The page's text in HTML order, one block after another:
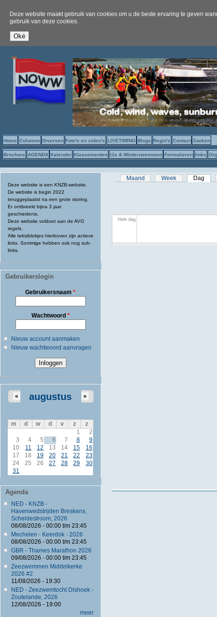
Deze website maakt gebruik van cookies om u de beste ervaring te geven
gebruik van deze cookies.
Home Columns Diversen Foto's en video's LIVETIMING Blogs Regio's Contact Zoeken
Brochure AGENDA Kalender Klassementen IJs & Winterzwemmen Formulieren links
Deze website is een KNZB-website.
De website is begin 2022
teruggeplaatst na een grote storing.
Er ontbreekt bijna 3 jaar
geschiedenis.
Deze website voldoet aan de AVG
regels.
Alle tekstblokjes hierboven zijn actieve
links. Sommige hebben ook nog sub-
links.
Gebruikerslogin
Gebruikersnaam*
Wachtwoord *
Nieuw account aanmaken
Nieuw wachtwoord aanvragen
augustus
« »
m d w d v z
z
1
2
3
4 5 6 7 8
9
10
11 12 13 14 15
16
17
18 19 20 21 22
23
24
25 26 27 28 29
30
31
Agenda
NED - KNZB -
Havenwedstrijden Breskens,
Scheldestroom, 2026
08/08/2026 - 00:00t/m 23:45
Mechelen - Keerdok - 2026
08/08/2026 - 00:00t/m 23:45
GBR - Thames Marathon 2026
09/08/2026 - 00:00t/m 23:45
Zeezwemmen Middelkerke
2026 #2
11/08/2026 - 19:30
NED - Zeezwemtocht Dishoek -
Zoutelande, 2026
12/08/2026 - 19:00
meer
Primaire tabs
Maand Week Dag
Hele dag